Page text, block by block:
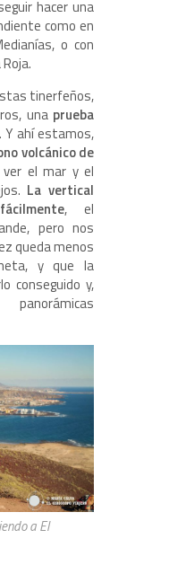
hacer una
como en
o con
tinerfeños,
una prueba
Y ahí estamos,
volcánico de
el mar y el
La vertical
, el
pero nos
queda menos
y que la
conseguido y,
a El